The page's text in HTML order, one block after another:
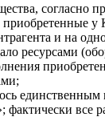
согласно
у
и на
ресурсами
единственным
все